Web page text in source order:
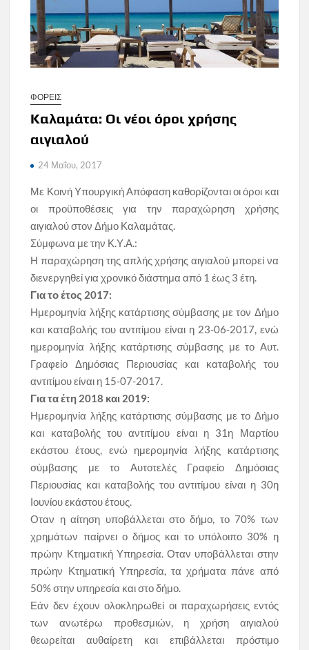
ΦΟΡΕΙΣ
Kαλαμάτα: Οι νέοι όροι χρήσης
αιγιαλού
24 Μαΐου, 2017
Με Κοινή Υπουργική Απόφαση καθορίζονται οι όροι και
οι προϋποθέσεις για την παραχώρηση χρήσης
αιγιαλού στον Δήμο Καλαμάτας.
Σύμφωνα με την Κ.Υ.Α.:
Η παραχώρηση της απλής χρήσης αιγιαλού μπορεί να
διενεργηθεί για χρονικό διάστημα από 1 έως 3 έτη.
Για το έτος 2017:
Ημερομηνία λήξης κατάρτισης σύμβασης με τον Δήμο
και καταβολής του αντιτίμου είναι η 23-06-2017, ενώ
ημερομηνία λήξης κατάρτισης σύμβασης με το Αυτ.
Γραφείο Δημόσιας Περιουσίας και καταβολής του
αντιτίμου είναι η 15-07-2017.
Για τα έτη 2018 και 2019:
Ημερομηνία λήξης κατάρτισης σύμβασης με το Δήμο
και καταβολής του αντιτίμου είναι η 31η Μαρτίου
εκάστου έτους, ενώ ημερομηνία λήξης κατάρτισης
σύμβασης με το Αυτοτελές Γραφείο Δημόσιας
Περιουσίας και καταβολής του αντιτίμου είναι η 30η
Ιουνίου εκάστου έτους.
Οταν η αίτηση υποβάλλεται στο δήμο, το 70% των
χρημάτων παίρνει ο δήμος και το υπόλοιπο 30% η
πρώην Κτηματική Υπηρεσία.Οταν υποβάλλεται στην
πρώην Κτηματική Υπηρεσία, τα χρήματα πάνε από
50% στην υπηρεσία και στο δήμο.
Εάν δεν έχουν ολοκληρωθεί οι παραχωρήσεις εντός
των ανωτέρω προθεσμιών, η χρήση αιγιαλού
θεωρείται αυθαίρετη και επιβάλλεται πρόστιμο